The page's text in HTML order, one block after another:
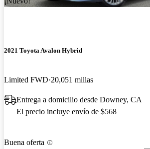
2021 Toyota Avalon Hybrid
Limited FWD 20,051 millas
Entrega a domicilio desde Downey, CA
El precio incluye envío de $568
Buena oferta